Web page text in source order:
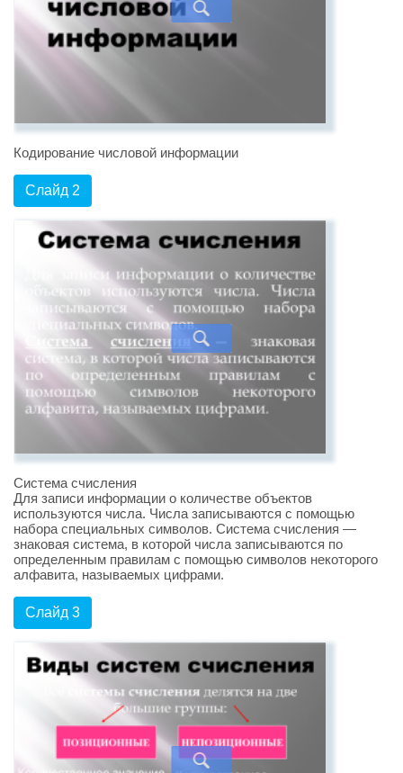
Кодирование числовой информации
Слайд 2
Система счисления
Для записи информации о количестве объектов
используются числа. Числа записываются с помощью
набора специальных символов. Система счисления —
знаковая система, в которой числа записываются по
определенным правилам с помощью символов некоторого
алфавита, называемых цифрами.
Слайд 3